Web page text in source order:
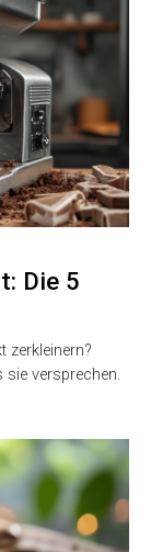
Die 5
zerkleinern?
sie versprechen.